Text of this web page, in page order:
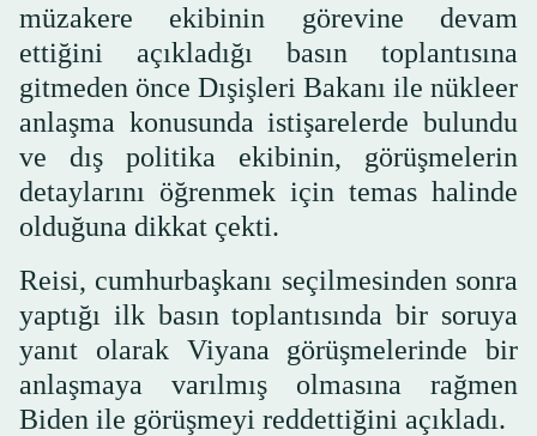
müzakere ekibinin görevine devam
ettiğini açıkladığı basın toplantısına
gitmeden önce Dışişleri Bakanı ile nükleer
anlaşma konusunda istişarelerde bulundu
ve dış politika ekibinin, görüşmelerin
detaylarını öğrenmek için temas halinde
olduğuna dikkat çekti.
Reisi, cumhurbaşkanı seçilmesinden sonra
yaptığı ilk basın toplantısında bir soruya
yanıt olarak Viyana görüşmelerinde bir
anlaşmaya varılmış olmasına rağmen
Biden ile görüşmeyi reddettiğini açıkladı.